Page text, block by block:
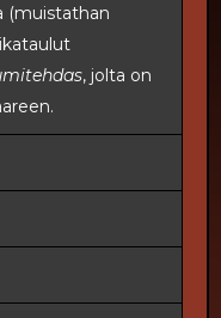
(muistathan
, jolta on